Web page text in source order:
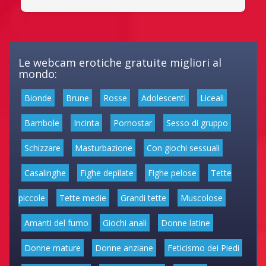
Le webcam erotiche gratuite migliori al
mondo:
Bionde Brune Rosse Adolescenti Liceali
Bambole Incinta Pornostar Sesso di gruppo
Schizzare Masturbazione Con giochi sessuali
Casalinghe Fighe depilate Fighe pelose Tette
piccole Tette medie Grandi tette Muscolose
Amanti del fumo Giochi anali Donne latine
Donne mature Donne anziane Feticismo dei Piedi